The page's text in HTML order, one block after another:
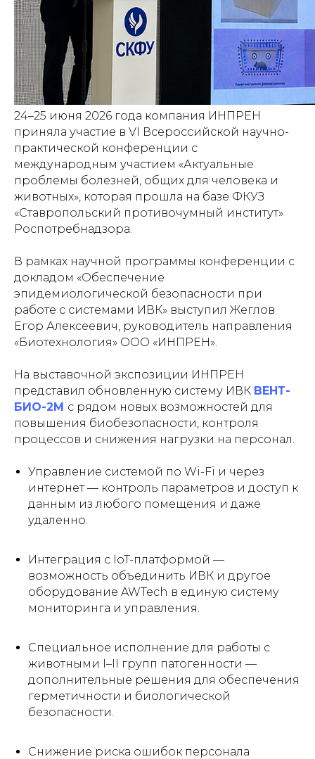
24–25 июня 2026 года компания ИНПРЕН
приняла участие в VI Всероссийской научно-
практической конференции с
международным участием «Актуальные
проблемы болезней, общих для человека и
животных», которая прошла на базе ФКУЗ
«Ставропольский противочумный институт»
Роспотребнадзора.
В рамках научной программы конференции с
докладом «Обеспечение
эпидемиологической безопасности при
работе с системами ИВК» выступил Жеглов
Егор Алексеевич, руководитель направления
«Биотехнология» ООО «ИНПРЕН».
На выставочной экспозиции ИНПРЕН
представил обновленную систему ИВК ВЕНТ-
БИО-2М с рядом новых возможностей для
повышения биобезопасности, контроля
процессов и снижения нагрузки на персонал.
Управление системой по Wi-Fi и через
интернет — контроль параметров и доступ к
данным из любого помещения и даже
удаленно.
Интеграция с IoT-платформой —
возможность объединить ИВК и другое
оборудование AWTech в единую систему
мониторинга и управления.
Специальное исполнение для работы с
животными I–II групп патогенности —
дополнительные решения для обеспечения
герметичности и биологической
безопасности.
Снижение риска ошибок персонала